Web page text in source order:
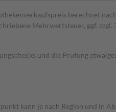
berechnet
Mehrwertsteuer, ggf. zzgl.
und die Prüfung
kann je nach Region und in